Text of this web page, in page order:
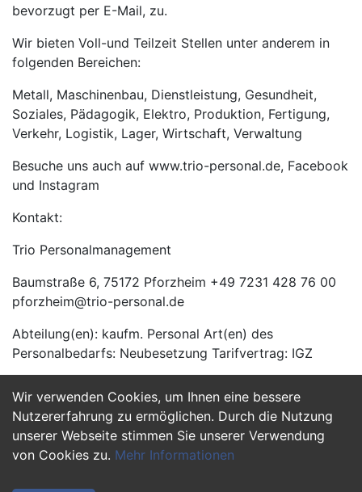
Wir verwenden Cookies, um Ihnen eine bessere
Nutzererfahrung zu ermöglichen. Durch die Nutzung
unserer Webseite stimmen Sie unserer Verwendung
von Cookies zu. Mehr Informationen
bevorzugt per E-Mail, zu.
Wir bieten Voll-und Teilzeit Stellen unter anderem in
folgenden Bereichen:
Metall, Maschinenbau, Dienstleistung, Gesundheit,
Soziales, Pädagogik, Elektro, Produktion, Fertigung,
Verkehr, Logistik, Lager, Wirtschaft, Verwaltung
Besuche uns auch auf www.trio-personal.de, Facebook
und Instagram
Kontakt:
Trio Personalmanagement
Baumstraße 6, 75172 Pforzheim +49 7231 428 76 00
pforzheim@trio-personal.de
Abteilung(en): kaufm. Personal Art(en) des
Personalbedarfs: Neubesetzung Tarifvertrag: IGZ
Jetzt Bewerben